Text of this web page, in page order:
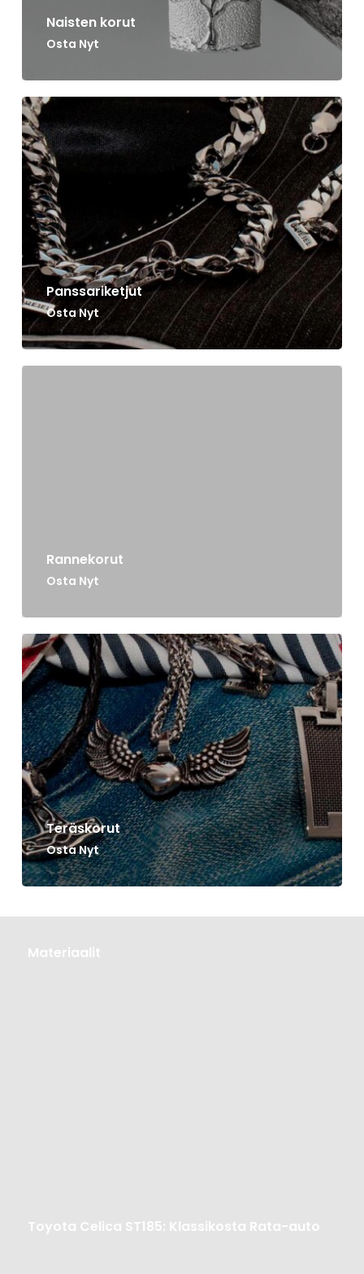
Ostoskori on tyhjä.
Go To Shop
Naisten korut
Osta Nyt
Panssariketjut
Osta Nyt
Rannekorut
Osta Nyt
Teräskorut
Osta Nyt
Materiaalit
Toyota Celica ST185: Klassikosta Rata-auto